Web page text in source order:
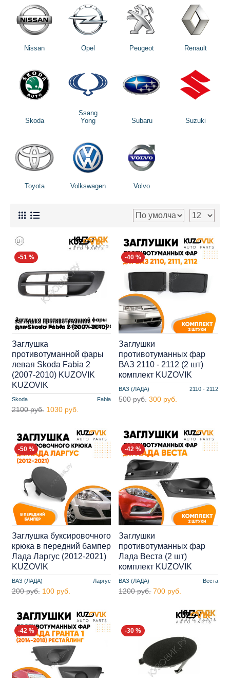
Nissan Opel Peugeot Renault
Skoda
Ssang
Yong
Subaru Suzuki
Toyota Volkswagen Volvo
-51 %
Skoda Fabia
Заглушка
противотуманной фары
левая Skoda Fabia 2
(2007-2010) KUZOVIK
KUZOVIK
2100 руб. 1030 руб.
-40 %
ВАЗ (ЛАДА) 2110 - 2112
Заглушки
противотуманных фар
ВАЗ 2110 - 2112 (2 шт)
комплект KUZOVIK
500 руб. 300 руб.
-50 %
ВАЗ (ЛАДА) Ларгус
Заглушка буксировочного
крюка в передний бампер
Лада Ларгус (2012-2021)
KUZOVIK
200 руб. 100 руб.
-42 %
ВАЗ (ЛАДА) Веста
Заглушки
противотуманных фар
Лада Веста (2 шт)
комплект KUZOVIK
1200 руб. 700 руб.
-42 % -30 %